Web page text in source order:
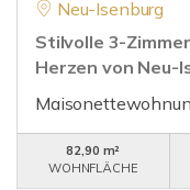
Neu-Isenburg
Stilvolle 3-
Herzen von Neu-
82,90 m²
WOHNFLÄCHE